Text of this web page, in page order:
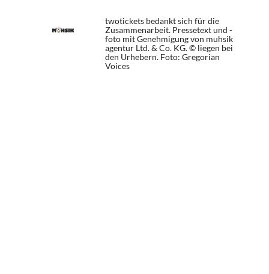
twotickets bedankt sich für die
Zusammenarbeit. Pressetext und -
foto mit Genehmigung von muhsik
agentur Ltd. & Co. KG. © liegen bei
den Urhebern. Foto: Gregorian
Voices